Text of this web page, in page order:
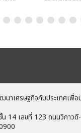
าเศรษฐกิจกับประเทศเพื่
น 14 เลขที่ 123 ถนนวิภาว